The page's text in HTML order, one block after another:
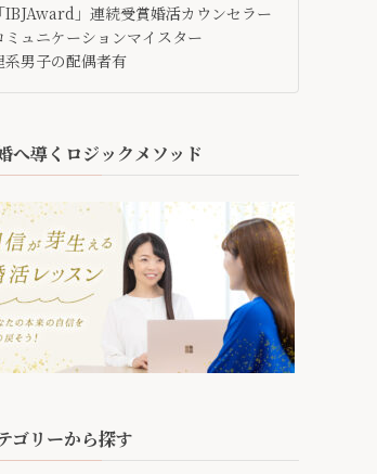
「IBJAward」連続受賞婚活カウンセラー
ミュニケーションマイスター
系男子の配偶者有
へ導くロジックメソッド
ゴリーから探す